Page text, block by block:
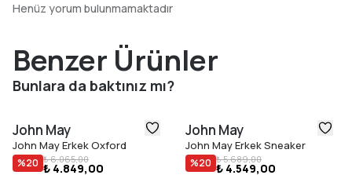
Henüz yorum bulunmamaktadır
Benzer Ürünler
Bunlara da baktınız mı?
John May
John May Erkek Oxford
%20 ₺ 6.065,00
₺ 4.849,00
John May
John May Erkek Sneaker
%20 ₺ 5.689,00
₺ 4.549,00